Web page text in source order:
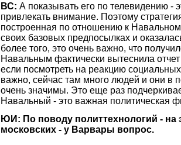
ВС: А показывать его по телевидению -
привлекать внимание. Поэтому
построенная по отношению к
своих базовых предпосылках и
более того, это очень важно, что
Навальным фактически вытеснила
если посмотреть на реакцию
важно, сейчас там много людей и они в
очень значимы. Это еще раз
Навальный - это важная политическая
ЮИ: По поводу политтехнологий - на
московских - у Варвары вопрос.